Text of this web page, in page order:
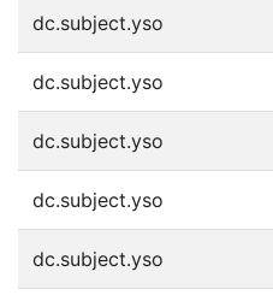
dc.subject.yso
dc.subject.yso
dc.subject.yso
dc.subject.yso
dc.subject.yso